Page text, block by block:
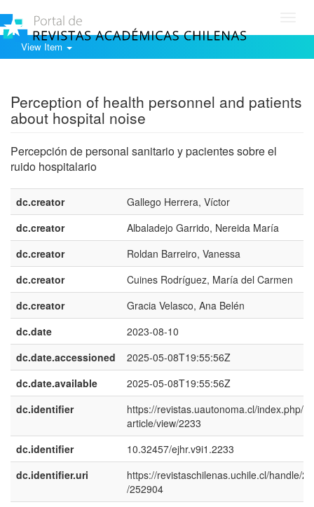
View Item
Perception of health personnel and patients
about hospital noise
Percepción de personal sanitario y pacientes sobre el
ruido hospitalario
dc.creator
Gallego Herrera, Víctor
dc.creator
Albaladejo Garrido, Nereida María
dc.creator
Roldan Barreiro, Vanessa
dc.creator
Cuines Rodríguez, María del Carmen
dc.creator
Gracia Velasco, Ana Belén
dc.date
2023-08-10
dc.date.accessioned
2025-05-08T19:55:56Z
dc.date.available
2025-05-08T19:55:56Z
dc.identifier
https://revistas.uautonoma.cl/index.php/
article/view/2233
dc.identifier
10.32457/ejhr.v9i1.2233
dc.identifier.uri
https://revistaschilenas.uchile.cl/handle/
/252904